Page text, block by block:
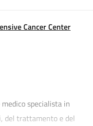
Cancer Center
specialista in
del trattamento e del